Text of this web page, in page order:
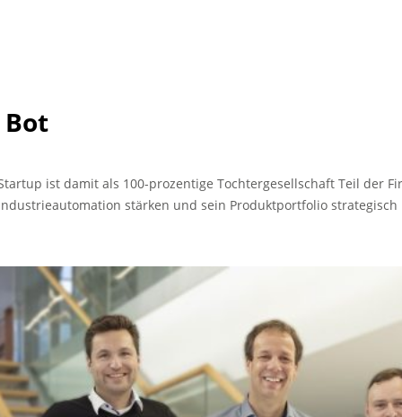
ist damit als 100-prozentige Tochtergesellschaft Teil der
stärken und sein Produktportfolio